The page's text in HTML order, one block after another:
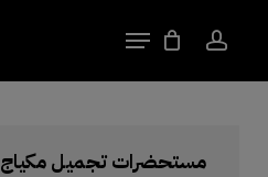
account
Menu
Cart
Close
مستحضرات تجميل مكياج